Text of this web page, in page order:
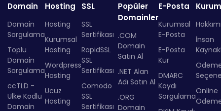
Domain
Domain
Sorgulama
Toplu
Domain
Sorgulama
ccTLD -
Ülke Kodlu
Domain
Hosting
Hosting
Kurumsal
Hosting
Wordpress
Hosting
Ucuz
Hosting
SSL
SSL
Sertifikası
RapidSSL
SSL
Sertifikası
Comodo
SSL
Sertifikası
Popüler
Domainler
.COM
Domain
Satın Al
.NET Alan
Adı Satın Al
.ORG
Domain
E-Posta
Kurumsal
E-Posta
E-Posta
Kur
DMARC
Kaydı
Sorgulama
İnsan
Online